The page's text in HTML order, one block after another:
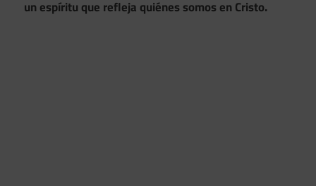
un espíritu que refleja quiénes somos en Cristo.